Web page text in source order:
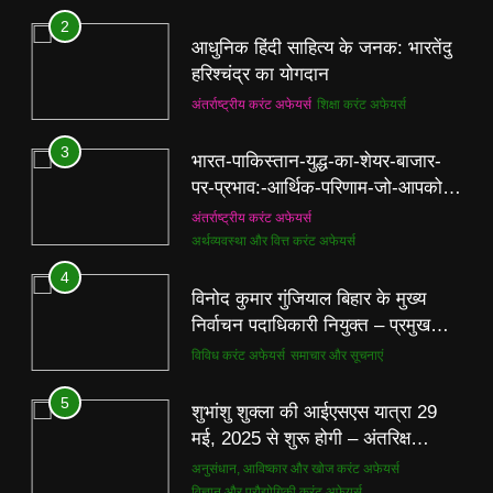
2
आधुनिक हिंदी साहित्य के जनक: भारतेंदु
हरिश्चंद्र का योगदान
अंतर्राष्ट्रीय करंट अफेयर्स शिक्षा करंट अफेयर्स
3
भारत-पाकिस्तान-युद्ध-का-शेयर-बाजार-
पर-प्रभाव:-आर्थिक-परिणाम-जो-आपको-
अवश्य-जानने-चाहिए
अंतर्राष्ट्रीय करंट अफेयर्स
अर्थव्यवस्था और वित्त करंट अफेयर्स
4
विनोद कुमार गुंजियाल बिहार के मुख्य
निर्वाचन पदाधिकारी नियुक्त – प्रमुख
अपडेट
विविध करंट अफेयर्स समाचार और सूचनाएं
5
शुभांशु शुक्ला की आईएसएस यात्रा 29
मई, 2025 से शुरू होगी – अंतरिक्ष
अन्वेषण में भारत की बढ़ती भूमिका
अनुसंधान, आविष्कार और खोज करंट अफेयर्स